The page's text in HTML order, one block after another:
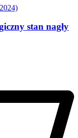
stan nagły